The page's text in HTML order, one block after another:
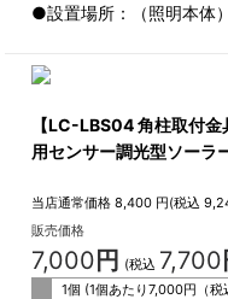
●設置場所：（照明本体
【LC-LBS04 角柱取付
用センサー調光型ソーラ
当店通常価格 8,400 円(税込
販売価格
7,000 円 (税込 7,700
1個 (1個あたり7,000円（